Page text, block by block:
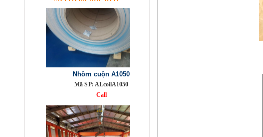
Nhôm cuộn A1050
Mã SP: ALcoilA1050
Call